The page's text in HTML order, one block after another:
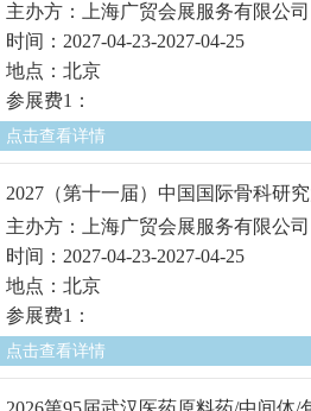
主办方：上海广贸会展服务有限公司
时间：2027-04-23-2027-04-25
地点：北京
参展费1：
点击查看详情
2027（第十一届）中国国际骨科研
主办方：上海广贸会展服务有限公司
时间：2027-04-23-2027-04-25
地点：北京
参展费1：
点击查看详情